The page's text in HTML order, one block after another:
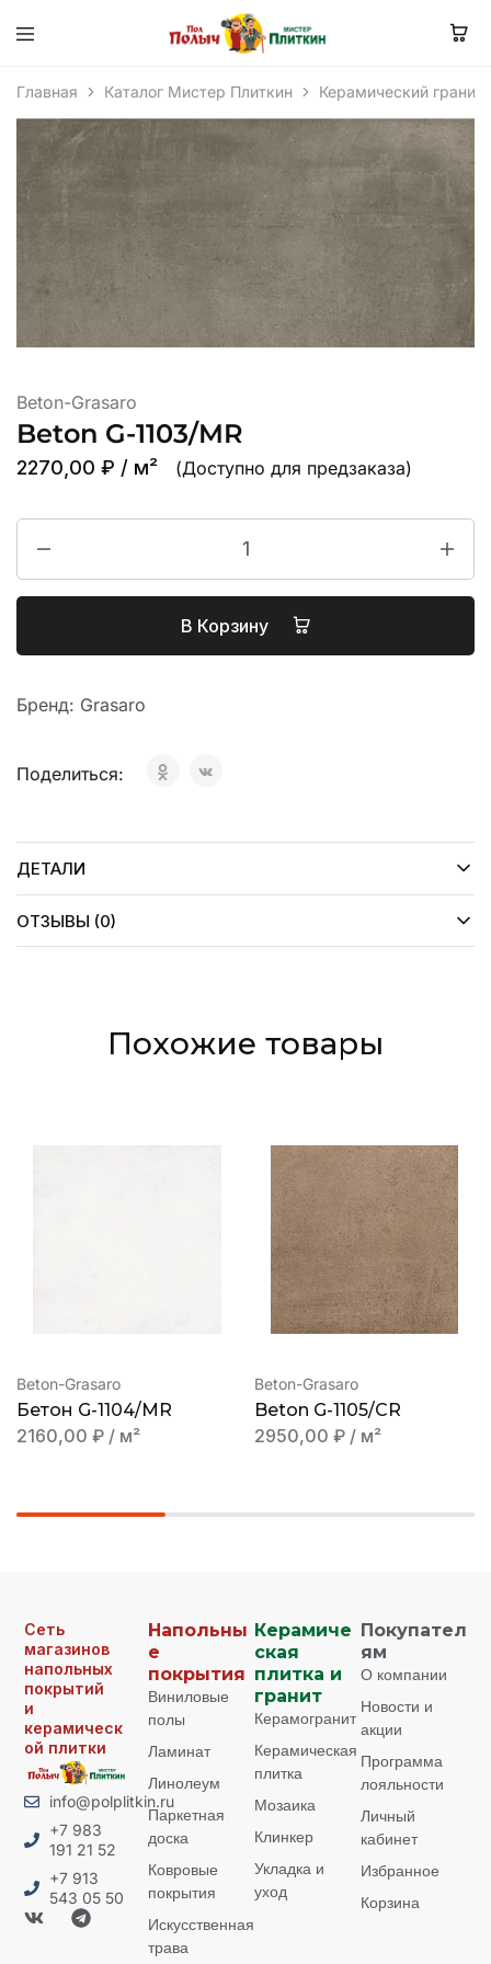
Главная Каталог Мистер Плиткин Керамический гранит
Beton-Grasaro
Beton G-1103/MR
2270,00 ₽ / м² (Доступно для предзаказа)
В Корзину
Бренд: Grasaro
Поделиться:
ДЕТАЛИ
ОТЗЫВЫ (0)
Похожие товары
Beton-Grasaro
Бетон G-1104/MR
2160,00 ₽ / м²
Beton-Grasaro
Beton G-1105/CR
2950,00 ₽ / м²
Сеть
магазинов
напольных
покрытий
и
керамическ
ой плитки
info@polplitkin.ru
+7 983
191 21 52
+7 913
543 05 50
Напольны
е
покрытия
Виниловые
полы
Ламинат
Линолеум
Паркетная
доска
Ковровые
покрытия
Искусственная
трава
Керамиче
ская
плитка и
гранит
Керамогранит
Керамическая
плитка
Мозаика
Клинкер
Укладка и
уход
Покупател
ям
О компании
Новости и
акции
Программа
лояльности
Личный
кабинет
Избранное
Корзина